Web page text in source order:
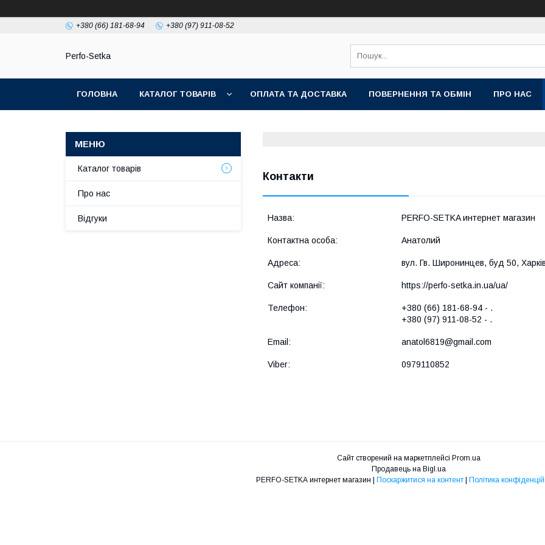
+380 (66) 181-68-94 +380 (97) 911-08-52
Perfo-Setka
ГОЛОВНА КАТАЛОГ ТОВАРІВ ОПЛАТА ТА ДОСТАВКА ПОВЕРНЕННЯ ТА ОБМІН ПРО НАС
Контакти
PERFO-SETKA интернет магазин
Анатолий
вул. Гв. Широнинцев, буд 50,
https://perfo-setka.in.ua/ua/
+380 (66) 181-68-94
.
+380 (97) 911-08-52
.
anatol6819@gmail.com
0979110852
Каталог товарів
Про нас
Відгуки
Сайт створений на маркетплейсі Prom.ua
Продавець на Bigl.ua
Поскаржитися на контент Політика